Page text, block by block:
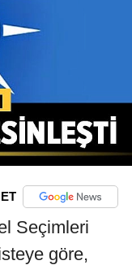
Seçimleri
göre,